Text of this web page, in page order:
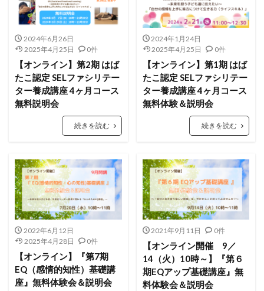
2024年6月26日
2025年4月25日
0件
【オンライン】第2期 はば
たこ認定 SELファシリテー
ター養成講座 4ヶ月コース
無料説明会
続きを読む
2024年1月24日
2025年4月25日
0件
【オンライン】第1期 はば
たこ認定 SELファシリテー
ター養成講座 4ヶ月コース
無料体験＆説明会
続きを読む
2022年6月12日
2025年4月28日
0件
【オンライン】『第7期
EQ（感情的知性）基礎講
座』無料体験会＆説明会
2021年9月11日 0件
【オンライン開催 9／
14（火）10時～】『第６
期EQアップ基礎講座』無
料体験会＆説明会